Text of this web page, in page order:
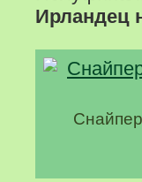
Ирландец